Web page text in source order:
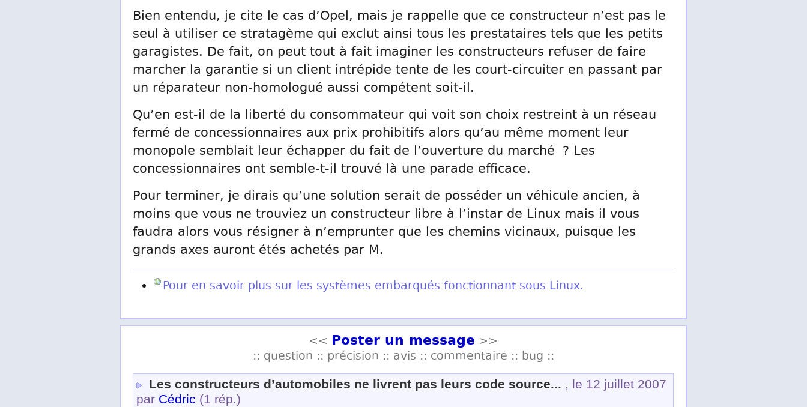
Bien entendu, je cite le cas d’Opel, mais je rappelle que ce constructeur n’est pas le
seul à utiliser ce stratagème qui exclut ainsi tous les prestataires tels que les petits
garagistes. De fait, on peut tout à fait imaginer les constructeurs refuser de faire
marcher la garantie si un client intrépide tente de les court-circuiter en passant par
un réparateur non-homologué aussi compétent soit-il.
Qu’en est-il de la liberté du consommateur qui voit son choix restreint à un réseau
fermé de concessionnaires aux prix prohibitifs alors qu’au même moment leur
monopole semblait leur échapper du fait de l’ouverture du marché ? Les
concessionnaires ont semble-t-il trouvé là une parade efficace.
Pour terminer, je dirais qu’une solution serait de posséder un véhicule ancien, à
moins que vous ne trouviez un constructeur libre à l’instar de Linux mais il vous
faudra alors vous résigner à n’emprunter que les chemins vicinaux, puisque les
grands axes auront étés achetés par M.
Pour en savoir plus sur les systèmes embarqués fonctionnant sous Linux.
<< Poster un message >>
:: question :: précision :: avis :: commentaire :: bug ::
Les constructeurs d’automobiles ne livrent pas leurs code source... , le 12 juillet 2007
par Cédric (1 rép.)